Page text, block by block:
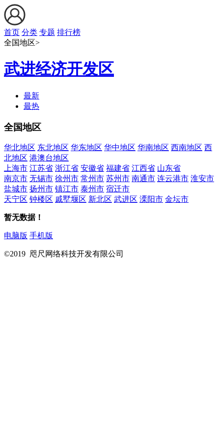
首页 分类 专题 排行榜
全国地区>
武进经济开发区
最新
最热
全国地区
华北地区 东北地区 华东地区 华中地区 华南地区 西南地区 西
北地区 港澳台地区
上海市 江苏省 浙江省 安徽省 福建省 江西省 山东省
南京市 无锡市 徐州市 常州市 苏州市 南通市 连云港市 淮安市
盐城市 扬州市 镇江市 泰州市 宿迁市
天宁区 钟楼区 戚墅堰区 新北区 武进区 溧阳市 金坛市
暂无数据！
电脑版 手机版
©2019 咫尺网络科技开发有限公司